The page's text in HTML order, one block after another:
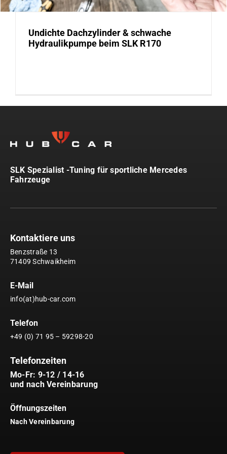
Undichte Dachzylinder & schwache
Hydraulikpumpe beim SLK R170
SLK Spezialist -Tuning für sportliche Mercedes
Fahrzeuge
Kontaktiere uns
Benzstraße 13
71409 Schwaikheim
E-Mail
info(at)hub-car.com
Telefon
+49 (0) 71 95 – 59298-20
Telefonzeiten
Mo-Fr: 9-12 / 14-16
und nach Vereinbarung
Öffnungszeiten
Nach Vereinbarung